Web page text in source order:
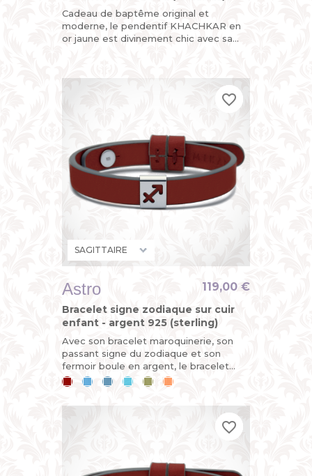
Cadeau de baptême original et
moderne, le pendentif KHACHKAR en
or jaune est divinement chic avec sa
Astro
Bracelet signe zodiaque sur cuir
enfant - argent 925 (sterling)
Avec son bracelet maroquinerie, son
passant signe du zodiaque et son
fermoir boule en argent, le bracelet
ASTRO est démontable et évolutif.
119,00 €
CeriseBleuBleuBleuKakiMandarine
favorite_border
favorite_border
favorite_border
favorite_border
favorite_border
favorite_border